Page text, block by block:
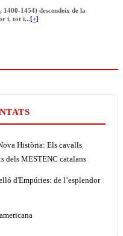
1454) descendeix de la
i, tot i...[+]
Història: Els cavalls
dels MESTENC catalans
d'Empúries: de l’esplendor